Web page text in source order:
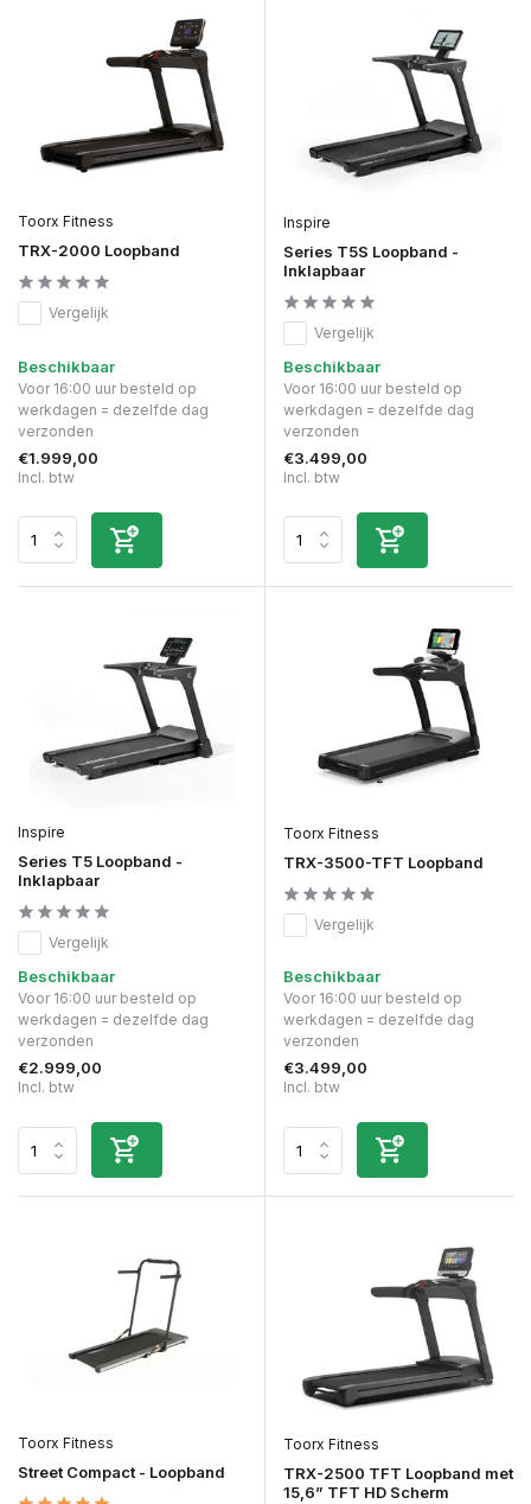
Toorx Fitness
TRX-2000 Loopband
Vergelijk
Beschikbaar
Voor 16:00 uur besteld op
werkdagen = dezelfde dag
verzonden
€1.999,00
Incl. btw
Inspire
Series T5S Loopband -
Inklapbaar
Vergelijk
Beschikbaar
Voor 16:00 uur besteld op
werkdagen = dezelfde dag
verzonden
€3.499,00
Incl. btw
Inspire
Series T5 Loopband -
Inklapbaar
Vergelijk
Beschikbaar
Voor 16:00 uur besteld op
werkdagen = dezelfde dag
verzonden
€2.999,00
Incl. btw
Toorx Fitness
TRX-3500-TFT Loopband
Vergelijk
Beschikbaar
Voor 16:00 uur besteld op
werkdagen = dezelfde dag
verzonden
€3.499,00
Incl. btw
Toorx Fitness
Street Compact - Loopband
Toorx Fitness
TRX-2500 TFT Loopband met
15,6” TFT HD Scherm